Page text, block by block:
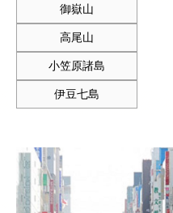
御嶽山
高尾山
小笠原諸島
伊豆七島